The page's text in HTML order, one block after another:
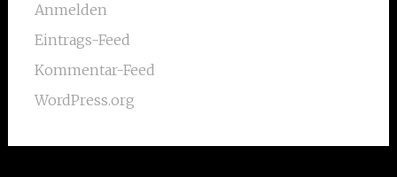
Anmelden
Eintrags-Feed
Kommentar-Feed
WordPress.org